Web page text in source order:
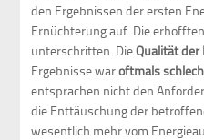
den Ergebnissen der ersten
Ernüchterung auf. Die
unterschritten. DieQualität der
Ergebnisse waroftmals
entsprachen nicht den
die Enttäuschung der
wesentlich mehr vom